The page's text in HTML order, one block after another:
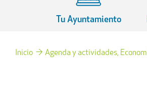
Tu Ayuntamiento
Inicio Agenda y actividades